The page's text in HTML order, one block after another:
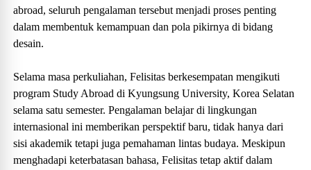
abroad, seluruh pengalaman tersebut menjadi proses penting
dalam membentuk kemampuan dan pola pikirnya di bidang
desain.
Selama masa perkuliahan, Felisitas berkesempatan mengikuti
program Study Abroad di Kyungsung University, Korea Selatan
selama satu semester. Pengalaman belajar di lingkungan
internasional ini memberikan perspektif baru, tidak hanya dari
sisi akademik tetapi juga pemahaman lintas budaya. Meskipun
menghadapi keterbatasan bahasa, Felisitas tetap aktif dalam